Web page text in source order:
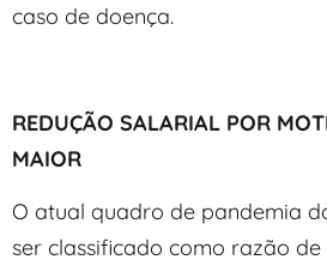
caso de doença.
REDUÇÃO SALARIAL POR
MAIOR
O atual quadro de pandemia
ser classificado como razão de